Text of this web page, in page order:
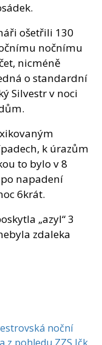
ošetřili 130
nočnímu
nicméně
o standardní
Silvestr v noci
k úrazům
to bylo v 8
napadení
6krát.
„azyl“ 3
zdaleka